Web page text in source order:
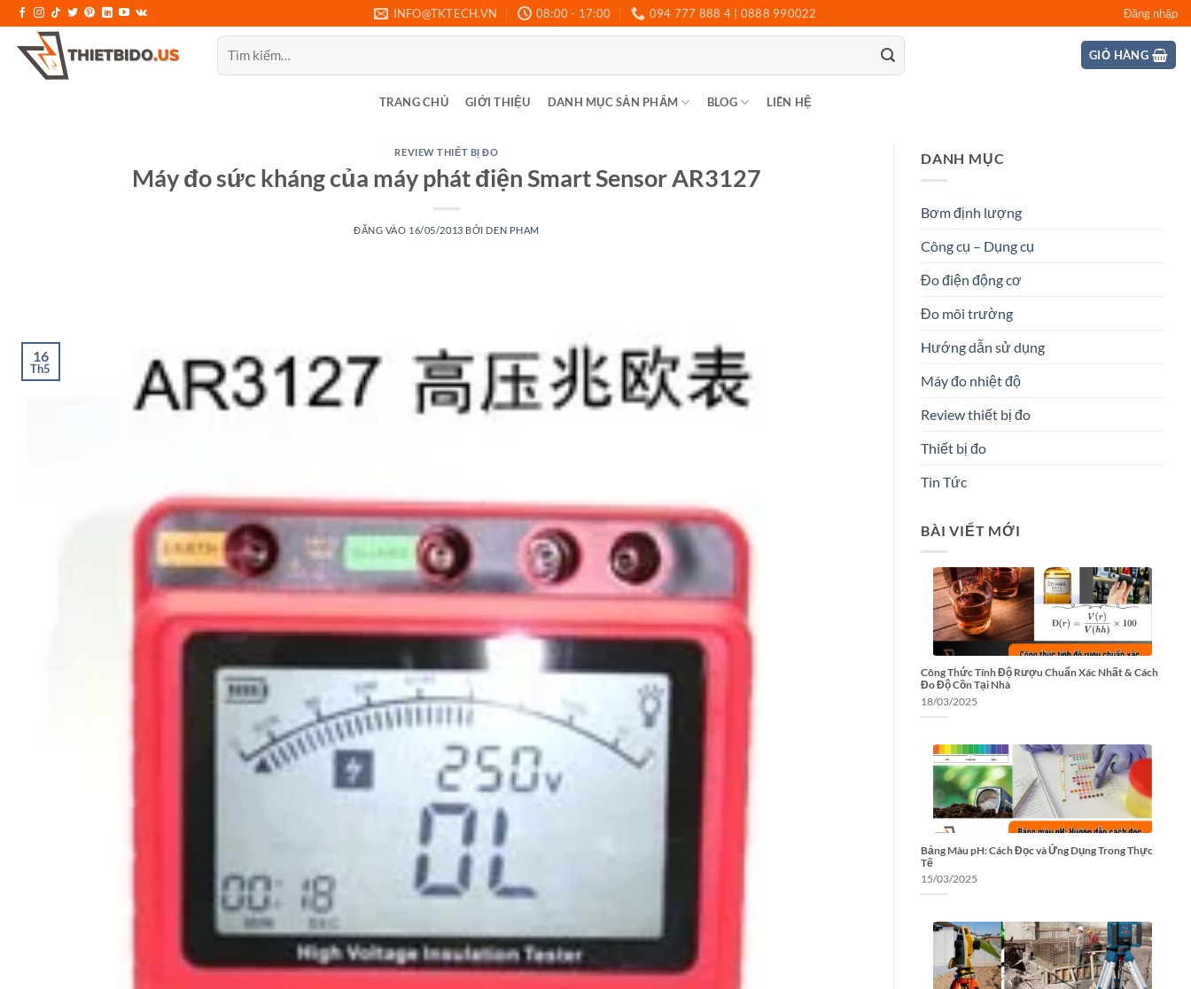
qua
nội
INFO@TKTECH.VN 08:00 - 17:00 094 777 888 4 | 0888 990022 Đăng nhập
Tìm
kiếm:
GIỎ HÀNG
TRANG CHỦ GIỚI THIỆU DANH MỤC SẢN PHẨM BLOG LIÊN HỆ
REVIEW THIẾT BỊ ĐO
Máy đo sức kháng của máy phát điện Smart Sensor AR3127
ĐĂNG VÀO 16/05/2013 BỞI DEN PHAM
16
Th5
DANH MỤC
Bơm định lượng
Công cụ – Dụng cụ
Đo điện động cơ
Đo môi trường
Hướng dẫn sử dụng
Máy đo nhiệt độ
Review thiết bị đo
Thiết bị đo
Tin Tức
BÀI VIẾT MỚI
Công Thức Tính Độ Rượu Chuẩn Xác Nhất & Cách
Đo Độ Cồn Tại Nhà
18/03/2025
Bảng Màu pH: Cách Đọc và Ứng Dụng Trong Thực
Tế
15/03/2025